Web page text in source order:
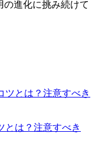
の進化に挑み続けて
とは？注意すべき